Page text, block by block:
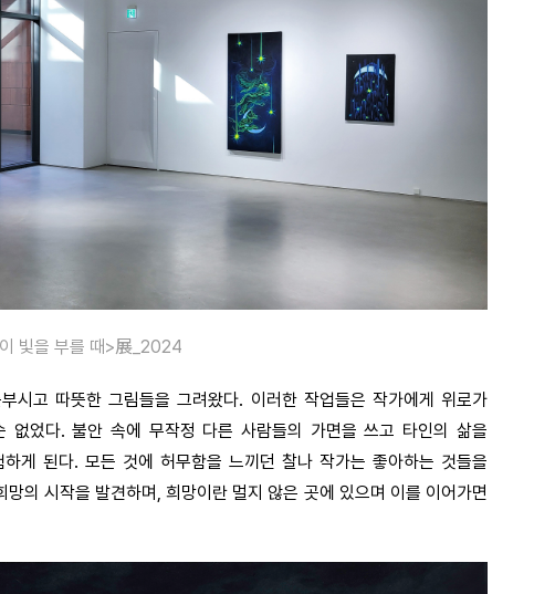
빛을 부를 때>展_2024
시고 따뜻한 그림들을 그려왔다. 이러한 작업들은 작가에게 위로가
없었다. 불안 속에 무작정 다른 사람들의 가면을 쓰고 타인의 삶을
게 된다. 모든 것에 허무함을 느끼던 찰나 작가는 좋아하는 것들을
의 시작을 발견하며, 희망이란 멀지 않은 곳에 있으며 이를 이어가면